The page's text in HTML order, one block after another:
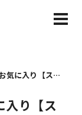
10X社員が推す！「私のお気に入り【スーパーのオリジナル商品】」#10Xの日常
入り【ス